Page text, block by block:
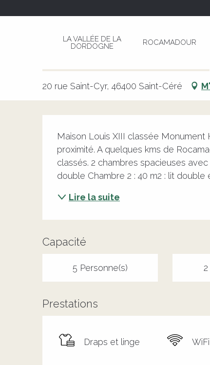
LA VALLÉE DE LA
DORDOGNE
ROCAMADOUR
Maison Louis Xiii
20 rue Saint-Cyr, 46400 Saint-Céré
Maison Louis XIII classée Monument
proximité. A quelques kms de
classés. 2 chambres spacieuses
double Chambre 2 : 40 m2 : lit double
Lire la suite
Capacité
5 Personne(s)
Prestations
Draps et linge WiFi